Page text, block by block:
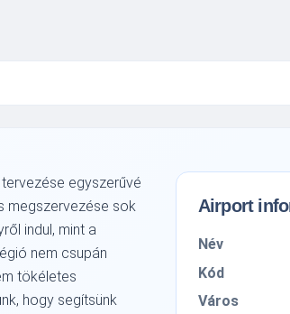
egyszerűvé
megszervezése sok
indul, mint a
nem csupán
tökéletes
hogy segítsünk
Airport
Név
Kód
Város